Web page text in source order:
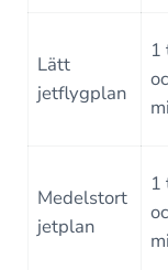
Lätt
jetflygplan
1
Medelstort
jetplan
1